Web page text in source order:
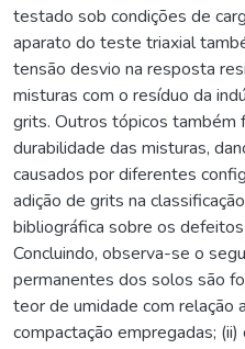
testado sob condições de
aparato do teste triaxial
tensão desvio na resposta
misturas com o resíduo da
grits. Outros tópicos também
durabilidade das misturas,
causados por diferentes
adição de grits na
bibliográfica sobre os
Concluindo, observa-se o
permanentes dos solos são
teor de umidade com relação
compactação empregadas;